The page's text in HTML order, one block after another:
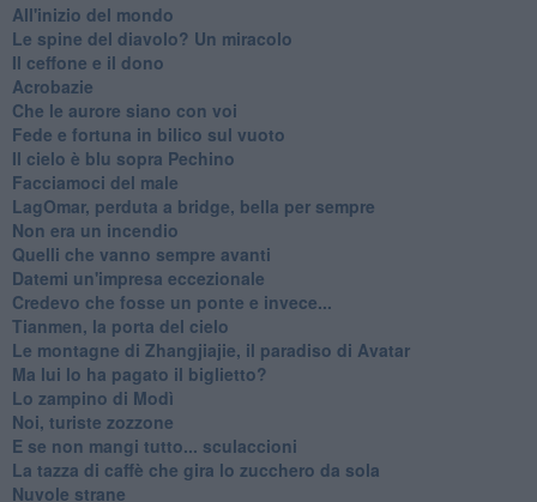
All'inizio del mondo
Le spine del diavolo? Un miracolo
Il ceffone e il dono
Acrobazie
Che le aurore siano con voi
Fede e fortuna in bilico sul vuoto
Il cielo è blu sopra Pechino
Facciamoci del male
LagOmar, perduta a bridge, bella per sempre
Non era un incendio
Quelli che vanno sempre avanti
Datemi un'impresa eccezionale
Credevo che fosse un ponte e invece...
Tianmen, la porta del cielo
Le montagne di Zhangjiajie, il paradiso di Avatar
Ma lui lo ha pagato il biglietto?
Lo zampino di Modì
Noi, turiste zozzone
E se non mangi tutto... sculaccioni
La tazza di caffè che gira lo zucchero da sola
Nuvole strane